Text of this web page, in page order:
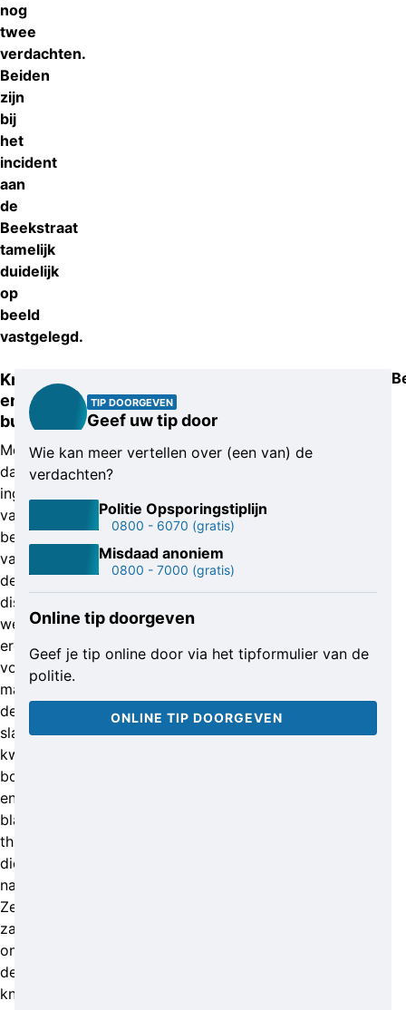
nog
twee
verdachten.
Beiden
zijn
bij
het
incident
aan
de
Beekstraat
tamelijk
duidelijk
op
beeld
vastgelegd.
Kneuzingen
en
bulten
Mede
dankzij
ingrijpen
van
beveiligers
van
de
discotheek
werd
erger
voorkomen,
maar
de
slachtoffers
kwamen
bont
en
blauw
thuis
die
nacht.
Ze
zaten
onder
de
kneuzingen
TIP DOORGEVEN
Geef uw tip door
Wie kan meer vertellen over (een van) de
verdachten?
Politie Opsporingstiplijn
0800 - 6070 (gratis)
Misdaad anoniem
0800 - 7000 (gratis)
Online tip doorgeven
Geef je tip online door via het tipformulier van de
politie.
ONLINE TIP DOORGEVEN